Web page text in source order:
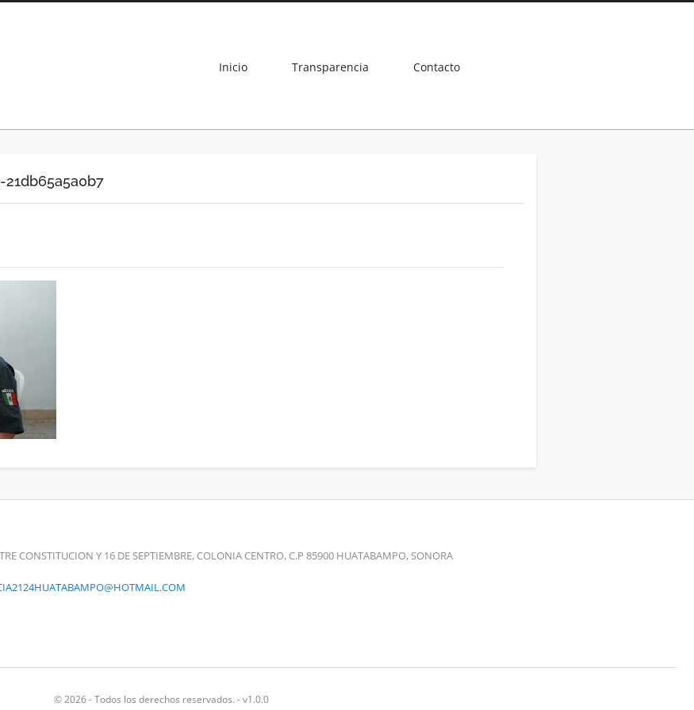
Inicio Transparencia Contacto
CONSTITUCION Y 16 DE SEPTIEMBRE, COLONIA CENTRO, C.P 85900 HUATABAMPO, SONORA
© 2026 - Todos los derechos reservados. - v1.0.0